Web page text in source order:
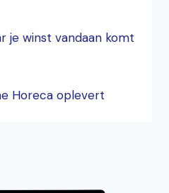
je winst vandaan komt
Horeca oplevert